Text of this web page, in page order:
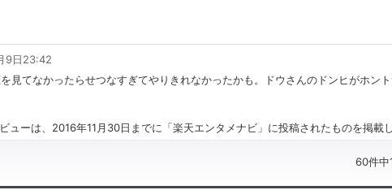
9日23:42
見てなかったらせつなすぎてやりきれなかったかも。ドウさんのドンヒがホント
ーは、2016年11月30日までに「楽天エンタメナビ」に投稿されたものを掲載し
60件中